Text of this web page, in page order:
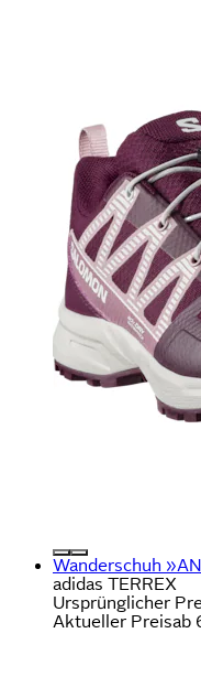
Wanderschuh
adidas TERREX
Ursprünglicher
Aktueller Preisab